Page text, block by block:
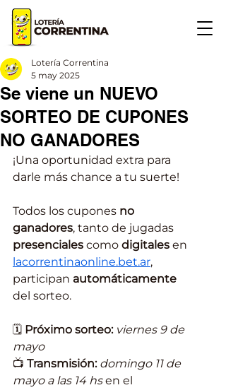
Se viene un NUEVO
SORTEO DE CUPONES
NO GANADORES
Lotería Correntina
5 may 2025
¡Una oportunidad extra para
darle más chance a tu suerte!
Todos los cupones no
ganadores, tanto de jugadas
presenciales como digitales en
lacorrentinaonline.bet.ar,
participan automáticamente
del sorteo.
🗓 Próximo sorteo: viernes 9 de
mayo
📺 Transmisión: domingo 11 de
mayo a las 14 hs en el